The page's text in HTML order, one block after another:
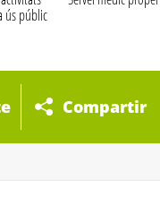
ús públic
Compartir